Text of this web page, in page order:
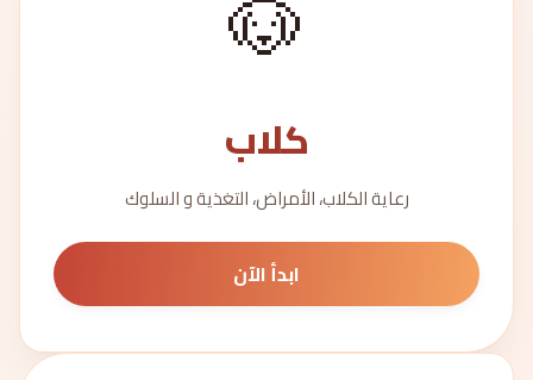
كلاب
رعاية الكلاب، الأمراض، التغذية و السلوك
ابدأ الآن